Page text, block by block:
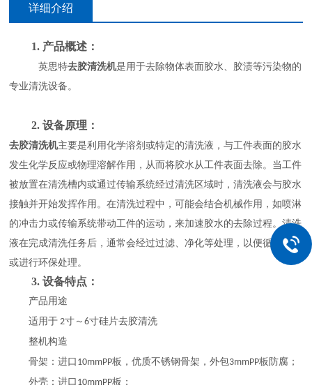
详细介绍
1. 产品概述：
英思特去胶清洗机是用于去除物体表面胶水、胶渍等污染物的
专业清洗设备 。
2.设备原理 ：
去胶清洗机主要是利用化学溶剂或特定的清洗液，与工件表面的胶水
发生化学反应或物理溶解作用，从而将胶水从工件表面去除。当工件
被放置在清洗槽内或通过传输系统经过清洗区域时，清洗液会与胶水
接触并开始发挥作用。在清洗过程中，可能会结合机械作用，如喷淋
的冲击力或传输系统带动工件的运动，来加速胶水的去除过程。清洗
液在完成清洗任务后，通常会经过过滤、净化等处理，以便循环使用
或进行环保处理。
3.设备特点 ：
产品用途
适用于 2寸～6寸硅片去胶清洗
整机构造
骨架：进口 10mmPP板，优质不锈钢骨架，外包3mmPP板防腐；
外壳：进口 10mmPP板；